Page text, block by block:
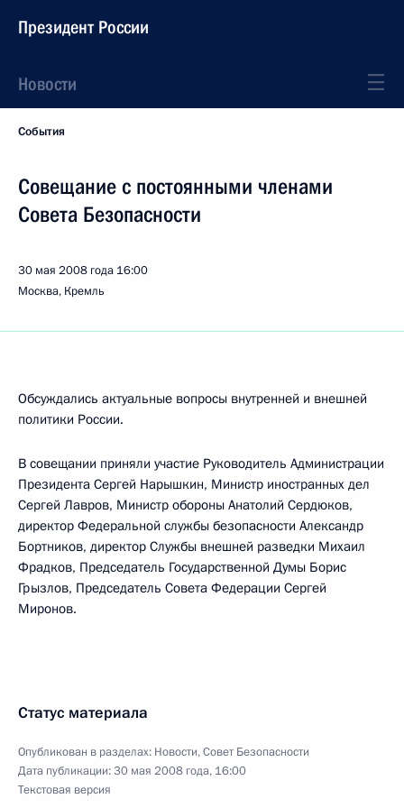
Президент России
Новости
События
Совещание с постоянными членами
Совета Безопасности
30 мая 2008 года 16:00
Москва, Кремль
Обсуждались актуальные вопросы внутренней и внешней
политики России.
В совещании приняли участие Руководитель Администрации
Президента Сергей Нарышкин, Министр иностранных дел
Сергей Лавров, Министр обороны Анатолий Сердюков,
директор Федеральной службы безопасности Александр
Бортников, директор Службы внешней разведки Михаил
Фрадков, Председатель Государственной Думы Борис
Грызлов, Председатель Совета Федерации Сергей
Миронов.
Статус материала
Опубликован в разделах: Новости,Совет Безопасности
Дата публикации:30 мая 2008 года, 16:00
Текстовая версия